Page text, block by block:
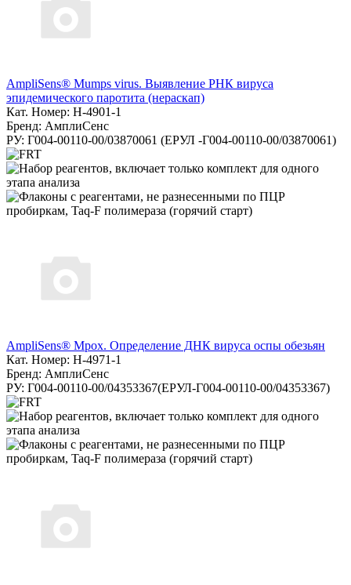
AmpliSens® Mumps virus. Выявление РНК вируса
эпидемического паротита (нераскап)
Кат. Номер: H-4901-1
Бренд: АмплиСенс
РУ: Г004-00110-00/03870061 (ЕРУЛ -Г004-00110-00/03870061)
AmpliSens® Mpox. Определение ДНК вируса оспы обезьян
Кат. Номер: H-4971-1
Бренд: АмплиСенс
РУ: Г004-00110-00/04353367(ЕРУЛ-Г004-00110-00/04353367)